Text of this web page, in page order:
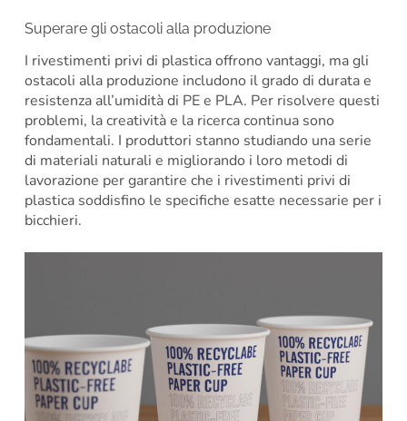
Superare gli ostacoli alla produzione
I rivestimenti privi di plastica offrono vantaggi, ma gli
ostacoli alla produzione includono il grado di durata e
resistenza all’umidità di PE e PLA. Per risolvere questi
problemi, la creatività e la ricerca continua sono
fondamentali. I produttori stanno studiando una serie
di materiali naturali e migliorando i loro metodi di
lavorazione per garantire che i rivestimenti privi di
plastica soddisfino le specifiche esatte necessarie per i
bicchieri.